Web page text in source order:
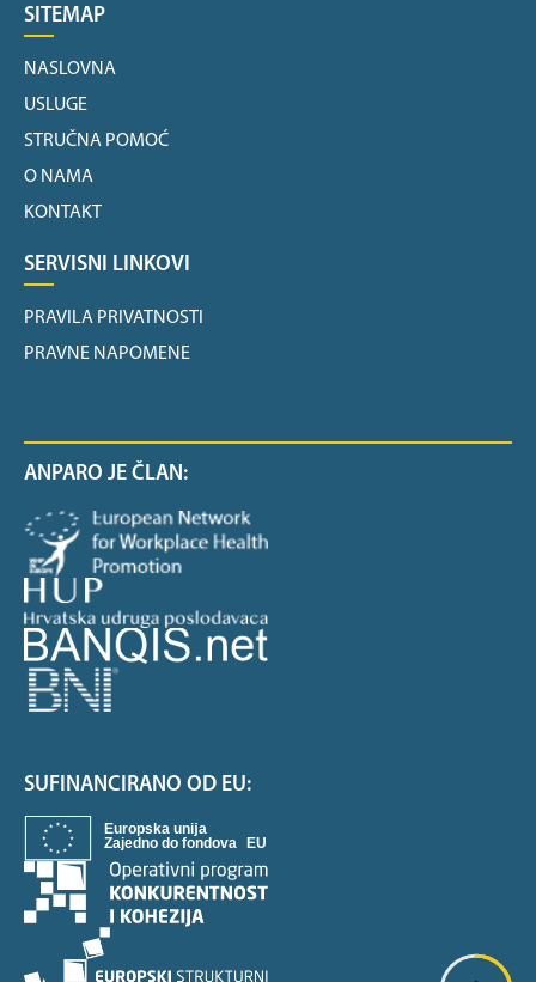
SITEMAP
NASLOVNA
USLUGE
STRUČNA POMOĆ
O NAMA
KONTAKT
SERVISNI LINKOVI
PRAVILA PRIVATNOSTI
PRAVNE NAPOMENE
ANPARO JE ČLAN:
SUFINANCIRANO OD EU: